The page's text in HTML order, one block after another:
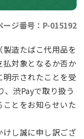
ージ番号：P-015192
造たばこ代用品を
対象となるか否か
示されたことを受
渋Payで取り扱う
とをお知らせいた
し誠に申し訳ござ